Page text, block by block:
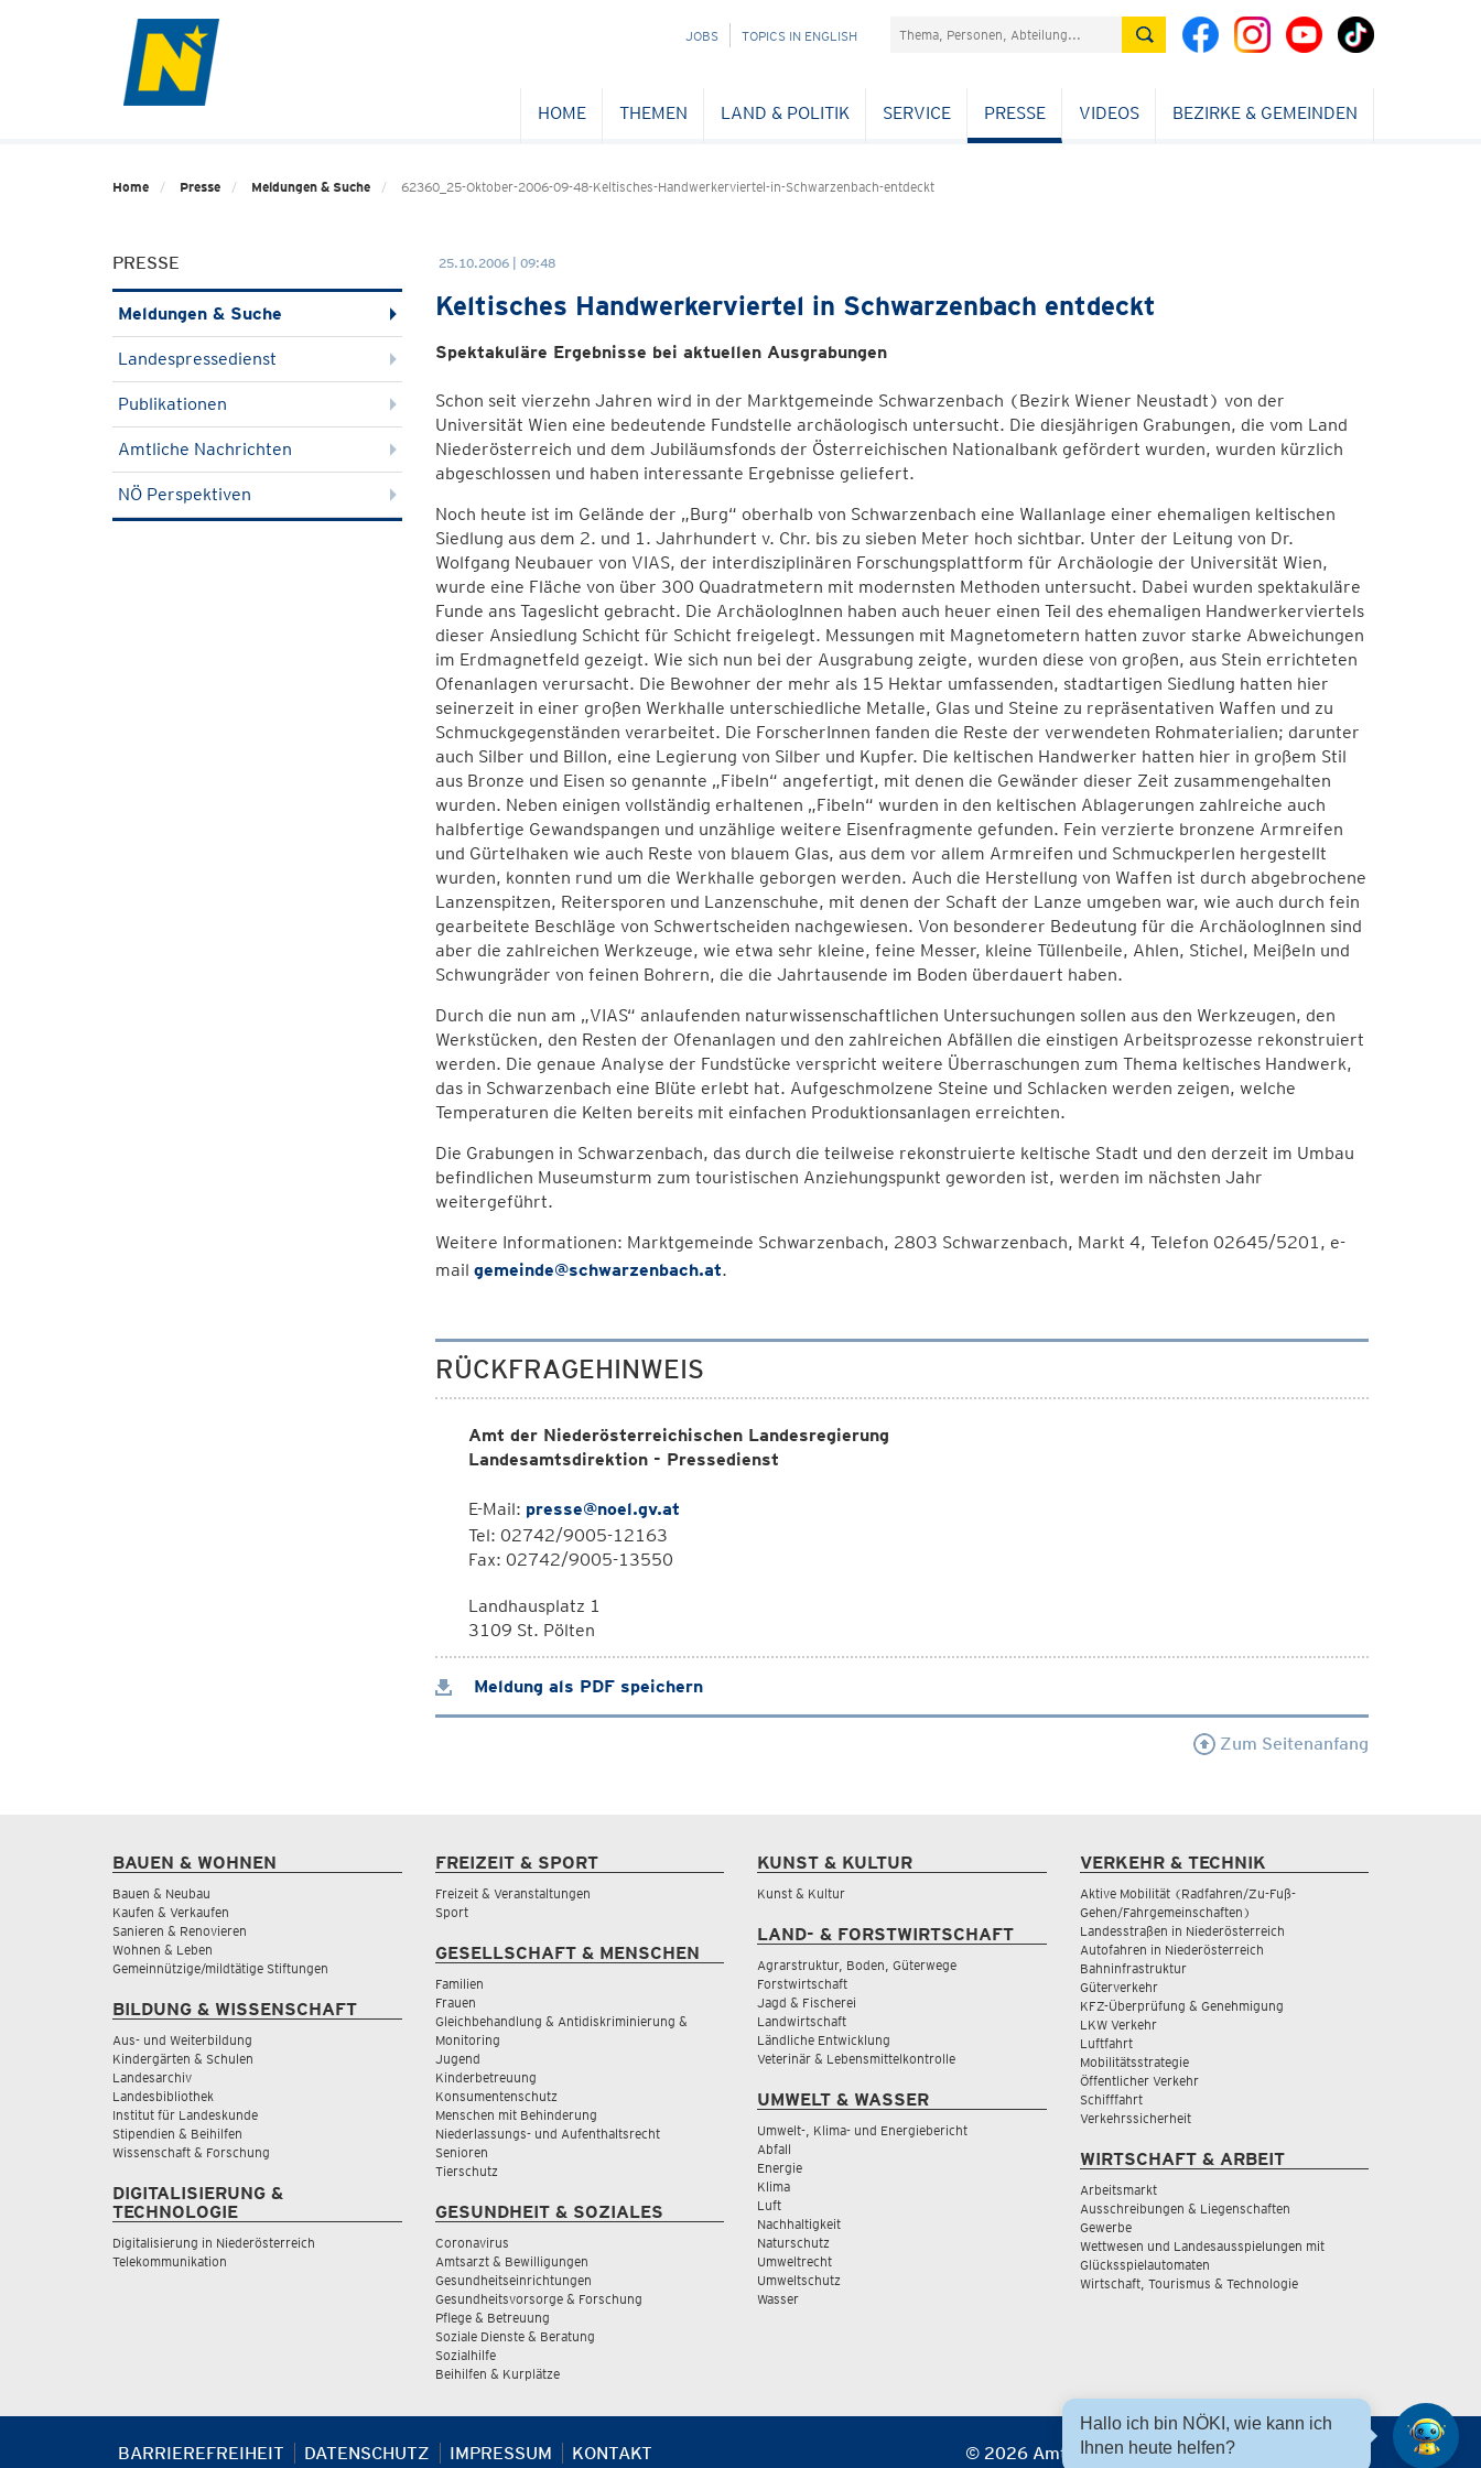
NAVIGATION
JOBS TOPICS IN ENGLISH Suchefeld
HOME THEMEN LAND & POLITIK SERVICE PRESSE VIDEOS BEZIRKE & GEMEINDEN
Home Presse Meldungen & Suche 62360_25-Oktober-2006-09-48-Keltisches-Handwerkerviertel-in-Schwarzenbach-entdeckt
PRESSE
Meldungen & Suche
Landespressedienst
Publikationen
Amtliche Nachrichten
NÖ Perspektiven
25.10.2006 | 09:48
Keltisches Handwerkerviertel in Schwarzenbach entdeckt
Spektakuläre Ergebnisse bei aktuellen Ausgrabungen
Schon seit vierzehn Jahren wird in der Marktgemeinde Schwarzenbach (Bezirk Wiener Neustadt) von der
Universität Wien eine bedeutende Fundstelle archäologisch untersucht. Die diesjährigen Grabungen, die vom Land
Niederösterreich und dem Jubiläumsfonds der Österreichischen Nationalbank gefördert wurden, wurden kürzlich
abgeschlossen und haben interessante Ergebnisse geliefert.
Noch heute ist im Gelände der „Burg“ oberhalb von Schwarzenbach eine Wallanlage einer ehemaligen keltischen
Siedlung aus dem 2. und 1. Jahrhundert v. Chr. bis zu sieben Meter hoch sichtbar. Unter der Leitung von Dr.
Wolfgang Neubauer von VIAS, der interdisziplinären Forschungsplattform für Archäologie der Universität Wien,
wurde eine Fläche von über 300 Quadratmetern mit modernsten Methoden untersucht. Dabei wurden spektakuläre
Funde ans Tageslicht gebracht. Die ArchäologInnen haben auch heuer einen Teil des ehemaligen Handwerkerviertels
dieser Ansiedlung Schicht für Schicht freigelegt. Messungen mit Magnetometern hatten zuvor starke Abweichungen
im Erdmagnetfeld gezeigt. Wie sich nun bei der Ausgrabung zeigte, wurden diese von großen, aus Stein errichteten
Ofenanlagen verursacht. Die Bewohner der mehr als 15 Hektar umfassenden, stadtartigen Siedlung hatten hier
seinerzeit in einer großen Werkhalle unterschiedliche Metalle, Glas und Steine zu repräsentativen Waffen und zu
Schmuckgegenständen verarbeitet. Die ForscherInnen fanden die Reste der verwendeten Rohmaterialien; darunter
auch Silber und Billon, eine Legierung von Silber und Kupfer. Die keltischen Handwerker hatten hier in großem Stil
aus Bronze und Eisen so genannte „Fibeln“ angefertigt, mit denen die Gewänder dieser Zeit zusammengehalten
wurden. Neben einigen vollständig erhaltenen „Fibeln“ wurden in den keltischen Ablagerungen zahlreiche auch
halbfertige Gewandspangen und unzählige weitere Eisenfragmente gefunden. Fein verzierte bronzene Armreifen
und Gürtelhaken wie auch Reste von blauem Glas, aus dem vor allem Armreifen und Schmuckperlen hergestellt
wurden, konnten rund um die Werkhalle geborgen werden. Auch die Herstellung von Waffen ist durch abgebrochene
Lanzenspitzen, Reitersporen und Lanzenschuhe, mit denen der Schaft der Lanze umgeben war, wie auch durch fein
gearbeitete Beschläge von Schwertscheiden nachgewiesen. Von besonderer Bedeutung für die ArchäologInnen sind
aber die zahlreichen Werkzeuge, wie etwa sehr kleine, feine Messer, kleine Tüllenbeile, Ahlen, Stichel, Meißeln und
Schwungräder von feinen Bohrern, die die Jahrtausende im Boden überdauert haben.
Durch die nun am „VIAS“ anlaufenden naturwissenschaftlichen Untersuchungen sollen aus den Werkzeugen, den
Werkstücken, den Resten der Ofenanlagen und den zahlreichen Abfällen die einstigen Arbeitsprozesse rekonstruiert
werden. Die genaue Analyse der Fundstücke verspricht weitere Überraschungen zum Thema keltisches Handwerk,
das in Schwarzenbach eine Blüte erlebt hat. Aufgeschmolzene Steine und Schlacken werden zeigen, welche
Temperaturen die Kelten bereits mit einfachen Produktionsanlagen erreichten.
Die Grabungen in Schwarzenbach, das durch die teilweise rekonstruierte keltische Stadt und den derzeit im Umbau
befindlichen Museumsturm zum touristischen Anziehungspunkt geworden ist, werden im nächsten Jahr
weitergeführt.
Weitere Informationen: Marktgemeinde Schwarzenbach, 2803 Schwarzenbach, Markt 4, Telefon 02645/5201, e-
mail gemeinde@schwarzenbach.at.
RÜCKFRAGEHINWEIS
Amt der Niederösterreichischen Landesregierung
Landesamtsdirektion - Pressedienst
E-Mail: presse@noel.gv.at
Tel: 02742/9005-12163
Fax: 02742/9005-13550
Landhausplatz 1
3109 St. Pölten
Meldung als PDF speichern
Zum Seitenanfang
BAUEN & WOHNEN
Bauen & Neubau
Kaufen & Verkaufen
Sanieren & Renovieren
Wohnen & Leben
Gemeinnützige/mildtätige Stiftungen
BILDUNG & WISSENSCHAFT
Aus- und Weiterbildung
Kindergärten & Schulen
Landesarchiv
Landesbibliothek
Institut für Landeskunde
Stipendien & Beihilfen
Wissenschaft & Forschung
DIGITALISIERUNG &
TECHNOLOGIE
Digitalisierung in Niederösterreich
Telekommunikation
FREIZEIT & SPORT
Freizeit & Veranstaltungen
Sport
GESELLSCHAFT & MENSCHEN
Familien
Frauen
Gleichbehandlung & Antidiskriminierung &
Monitoring
Jugend
Kinderbetreuung
Konsumentenschutz
Menschen mit Behinderung
Niederlassungs- und Aufenthaltsrecht
Senioren
Tierschutz
GESUNDHEIT & SOZIALES
Coronavirus
Amtsarzt & Bewilligungen
Gesundheitseinrichtungen
Gesundheitsvorsorge & Forschung
Pflege & Betreuung
Soziale Dienste & Beratung
Sozialhilfe
Beihilfen & Kurplätze
KUNST & KULTUR
Kunst & Kultur
LAND- & FORSTWIRTSCHAFT
Agrarstruktur, Boden, Güterwege
Forstwirtschaft
Jagd & Fischerei
Landwirtschaft
Ländliche Entwicklung
Veterinär & Lebensmittelkontrolle
UMWELT & WASSER
Umwelt-, Klima- und Energiebericht
Abfall
Energie
Klima
Luft
Nachhaltigkeit
Naturschutz
Umweltrecht
Umweltschutz
Wasser
VERKEHR & TECHNIK
Aktive Mobilität (Radfahren/Zu-Fuß-
Gehen/Fahrgemeinschaften)
Landesstraßen in Niederösterreich
Autofahren in Niederösterreich
Bahninfrastruktur
Güterverkehr
KFZ-Überprüfung & Genehmigung
LKW Verkehr
Luftfahrt
Mobilitätsstrategie
Öffentlicher Verkehr
Schifffahrt
Verkehrssicherheit
WIRTSCHAFT & ARBEIT
Arbeitsmarkt
Ausschreibungen & Liegenschaften
Gewerbe
Wettwesen und Landesausspielungen mit
Glücksspielautomaten
Wirtschaft, Tourismus & Technologie
BARRIEREFREIHEIT DATENSCHUTZ IMPRESSUM KONTAKT © 2026 Amt der NÖ Landesregierung
Hallo ich bin NÖKI, wie kann ich
Ihnen heute helfen?